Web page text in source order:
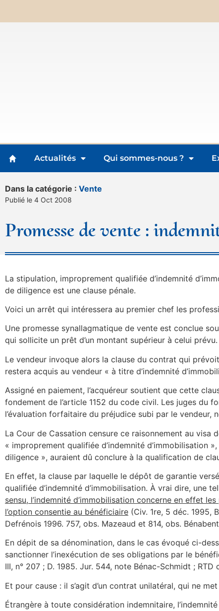
Actualités Qui sommes-nous ?
Dans la catégorie : Vente
Publié le 4 Oct 2008
Promesse de vente :
La stipulation, improprement qualifiée d’indemnité
de diligence est une clause pénale.
Voici un arrêt qui intéressera au premier chef les
Une promesse synallagmatique de vente est conclue
qui sollicite un prêt d’un montant supérieur à celui prévu.
Le vendeur invoque alors la clause du contrat qui
restera acquis au vendeur « à titre d’indemnité
Assigné en paiement, l’acquéreur soutient que cette
fondement de l’article 1152 du code civil. Les juges du
l’évaluation forfaitaire du préjudice subi par le vendeur,
La Cour de Cassation censure ce raisonnement au
« improprement qualifiée d’indemnité d’immobilisation
diligence », auraient dû conclure à la qualification de
En effet, la clause par laquelle le dépôt de garantie
qualifiée d’indemnité d’immobilisation. À vrai dire, une
sensu, l’indemnité d’immobilisation concerne en effet
l’option consentie au bénéficiaire (Civ. 1re, 5 déc. 1995,
Defrénois 1996. 757, obs. Mazeaud et 814, obs.
En dépit de sa dénomination, dans le cas évoqué ci-
sanctionner l’inexécution de ses obligations par le
III, n° 207 ; D. 1985. Jur. 544, note Bénac-Schmidt ; RTD
Et pour cause : il s’agit d’un contrat unilatéral, qui ne
Étrangère à toute considération indemnitaire,